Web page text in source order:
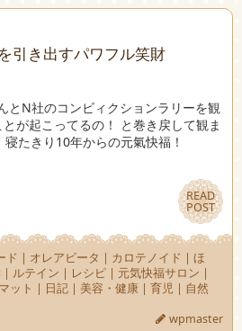
引き出すパワフル笑財
とN社のコンビィクションラリーを観
が起こってるの！ と巻き戻して観ま
寝たきり10年からの元氣快福！
READ
POST
READ
POST
ド | オレアビータ | カロテノイド | ほ
| ルテイン | レシピ | 元気快福サロン |
ット | 日記 | 美容・健康 | 育児 | 自然
wpmaster